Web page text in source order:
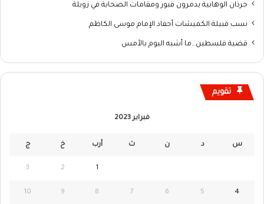
جرذان الوهابية يدمرون قبور ومقامات الصحابة في زويلة
نسب قبيلة الكميشات أحفاد الإمام موسى الكاظم
قضية فلسطين…ما أشبه اليوم بالأمس
تقويم
فبراير 2023
س د ن ث أرب خ ج
1
2
3
4
5
6
7
8
9
10